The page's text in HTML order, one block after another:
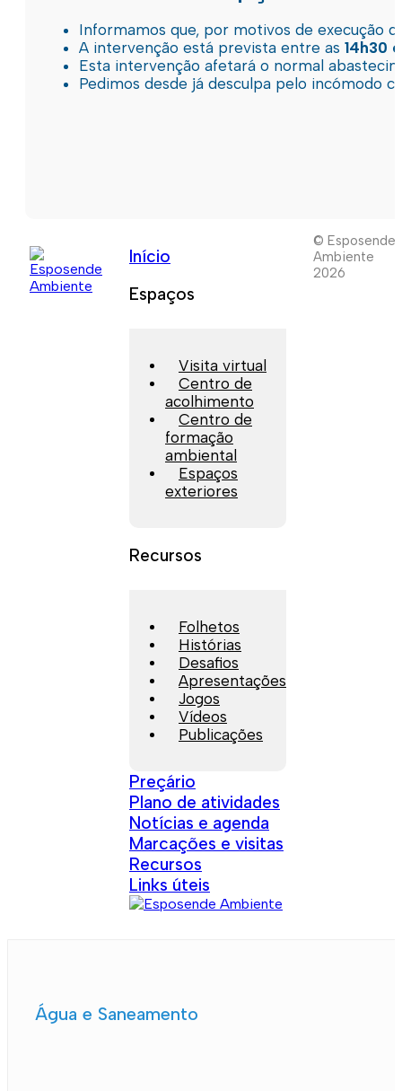
Informamos que, por motivos de execução
A intervenção está prevista entre as 14h30
Esta intervenção afetará o normal
Pedimos desde já desculpa pelo incómodo
Início
Espaços
Visita virtual
Centro de
acolhimento
Centro de
formação
ambiental
Espaços
exteriores
Recursos
Folhetos
Histórias
Desafios
Apresentações
Jogos
Vídeos
Publicações
Preçário
Plano de atividades
Notícias e agenda
Marcações e visitas
Recursos
Links úteis
© Esposende
Ambiente
2026
Água e Saneamento